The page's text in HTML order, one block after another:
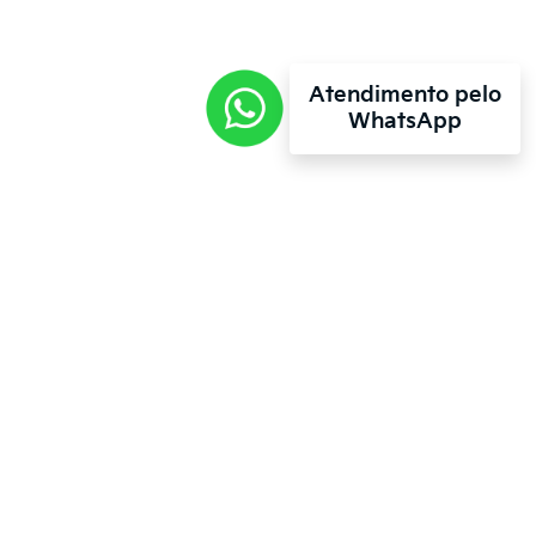
Atendimento pelo
WhatsApp